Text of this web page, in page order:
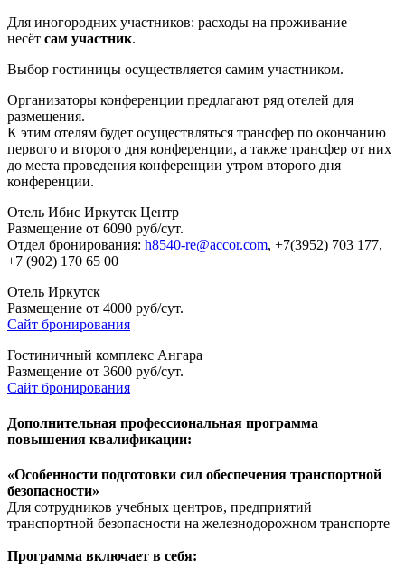
Для иногородних участников: расходы на проживание
несёт сам участник.
Выбор гостиницы осуществляется самим участником.
Организаторы конференции предлагают ряд отелей для
размещения.
К этим отелям будет осуществляться трансфер по окончанию
первого и второго дня конференции, а также трансфер от них
до места проведения конференции утром второго дня
конференции.
Отель Ибис Иркутск Центр
Размещение от 6090 руб/сут.
Отдел бронирования: h8540-re@accor.com, +7(3952) 703 177,
+7 (902) 170 65 00
Отель Иркутск
Размещение от 4000 руб/сут.
Сайт бронирования
Гостиничный комплекс Ангара
Размещение от 3600 руб/сут.
Сайт бронирования
Дополнительная профессиональная программа
повышения квалификации:
«Особенности подготовки сил обеспечения транспортной
безопасности»
Для сотрудников учебных центров, предприятий
транспортной безопасности на железнодорожном транспорте
Программа включает в себя: